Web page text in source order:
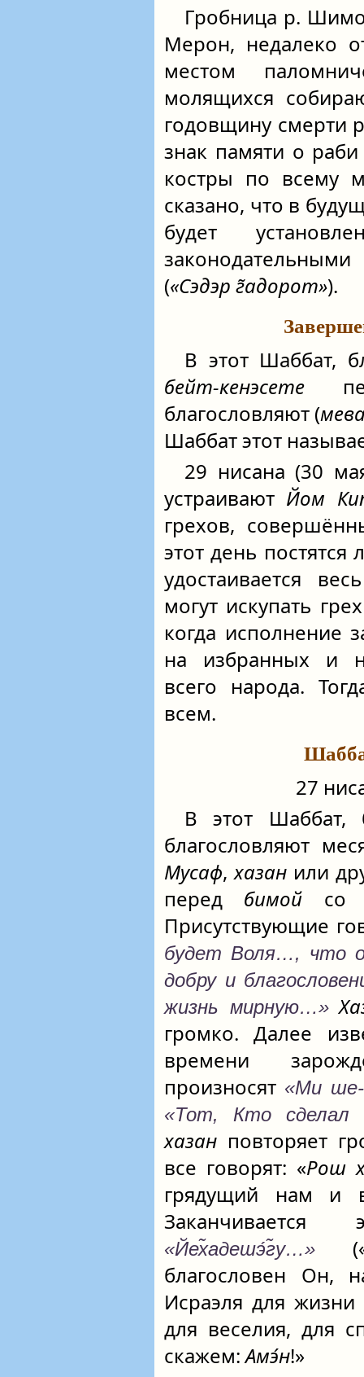
Гробница р.
Мерон, недалеко
местом
молящихся
годовщину смерти
знак памяти о
костры по всему
сказано, что в
будет
(«Сэдэр г̃адорот»).
В этот Шаббат,
бейт-кенэсете
благословляют (
Шаббат этот
29 нисана (30
устраивают Йом
грехов,
этот день
удостаивается
могут искупать
когда исполнение
на избранных и
всего народа.
всем.
27
В этот
благословляют
Мусаф,хазан или
перед бимой со
Присутствующие
будет Воля…, что
добру и
жизнь мирную…»
громко. Далее
времени
произносят «Ми ше-
«Тот, Кто сделал
хазан повторяет
все говорят: «Рош
грядущий нам и
«Йех̃адешэ́г̃у…»
благословен Он,
Исраэля для
для веселия, для
скажем:Амэ́н!»